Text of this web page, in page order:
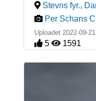
Stevns fyr.,
Per Schans
Uploadet 2022-09-
5 1591